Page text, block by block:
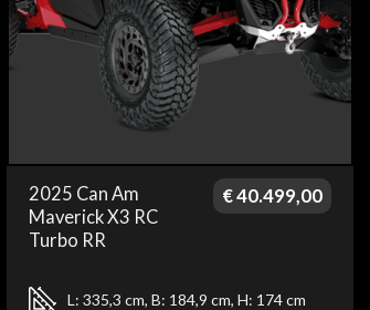
2025 Can Am
Maverick X3 RC
Turbo RR
€40.499,00
L: 335,3 cm, B: 184,9 cm, H: 174 cm